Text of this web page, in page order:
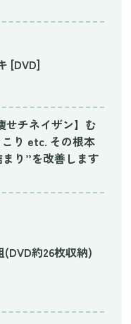
[DVD]
せチネイザン】む
り etc. その根本
り”を改善します
(DVD約26枚収納)